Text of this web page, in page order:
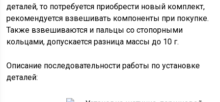
деталей, то потребуется приобрести новый комплект,
рекомендуется взвешивать компоненты при покупке.
Также взвешиваются и пальцы со стопорными
кольцами, допускается разница массы до 10 г.
Описание последовательности работы по установке
деталей: